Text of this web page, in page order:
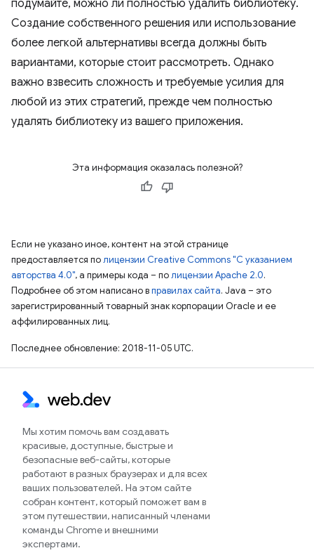
подумайте, можно ли полностью удалить библиотеку.
Создание собственного решения или использование
более легкой альтернативы всегда должны быть
вариантами, которые стоит рассмотреть. Однако
важно взвесить сложность и требуемые усилия для
любой из этих стратегий, прежде чем полностью
удалять библиотеку из вашего приложения.
Эта информация оказалась полезной?
Если не указано иное, контент на этой странице
предоставляется полицензии Creative Commons "С указанием
авторства 4.0", а примеры кода – полицензии Apache 2.0.
Подробнее об этом написано вправилах сайта. Java – это
зарегистрированный товарный знак корпорации Oracle и ее
аффилированных лиц.
Последнее обновление: 2018-11-05 UTC.
Мы хотим помочь вам создавать
красивые, доступные, быстрые и
безопасные веб-сайты, которые
работают в разных браузерах и для всех
ваших пользователей. На этом сайте
собран контент, который поможет вам в
этом путешествии, написанный членами
команды Chrome и внешними
экспертами.